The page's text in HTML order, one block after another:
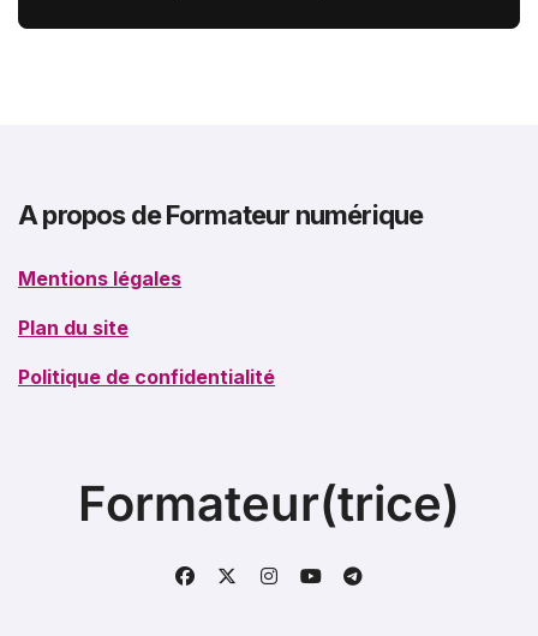
A propos de Formateur numérique
Mentions légales
Plan du site
Politique de confidentialité
Formateur(trice)